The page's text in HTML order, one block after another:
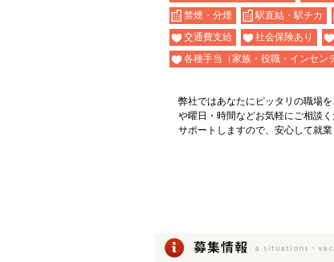
禁煙・分煙
駅直結・駅チカ
交通費支給
社会保険あり
各種手当（家族・役職・インセン
弊社ではあなたにピッタリの職場
や曜日・時間などお気軽にご相談
サポートしますので、安心して就業